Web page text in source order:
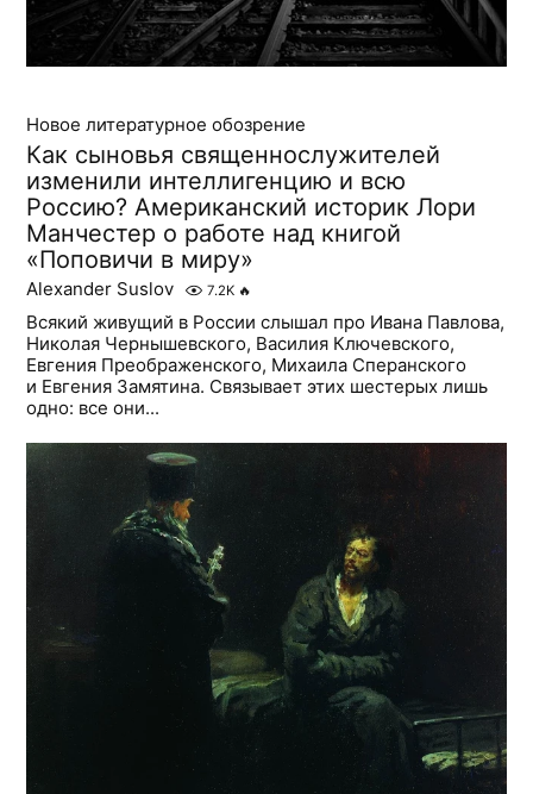
Новое литературное обозрение
Как сыновья священнослужителей
изменили интеллигенцию и всю
Россию? Американский историк Лори
Манчестер о работе над книгой
«Поповичи в миру»
Alexander Suslov 7.2K 🔥
Всякий живущий в России слышал про Ивана Павлова,
Николая Чернышевского, Василия Ключевского,
Евгения Преображенского, Михаила Сперанского
и Евгения Замятина. Связывает этих шестерых лишь
одно: все они...